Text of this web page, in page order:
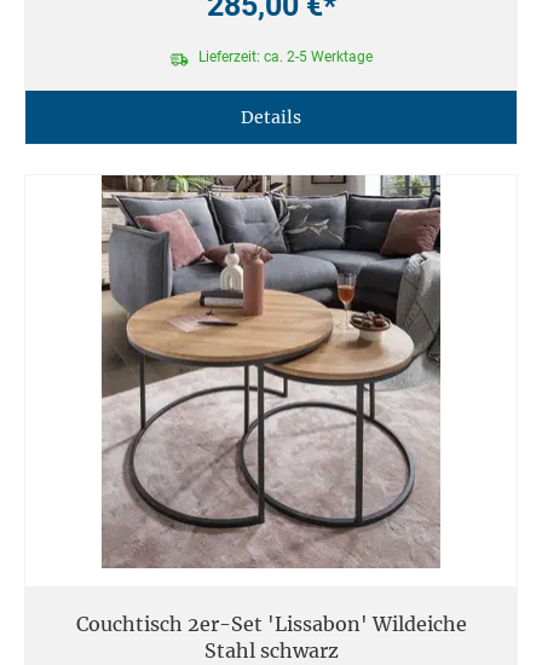
Lieferzeit: ca. 2-5 Werktage
Details
Couchtisch 2er-Set 'Lissabon' Wildeiche
Stahl schwarz